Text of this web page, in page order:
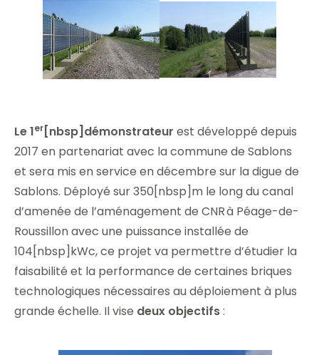
Le 1er [nbsp]démonstrateur est développé depuis
2017 en partenariat avec la commune de Sablons
et sera mis en service en décembre sur la digue de
Sablons. Déployé sur 350[nbsp]m le long du canal
d’amenée de l’aménagement de CNR à Péage-de-
Roussillon avec une puissance installée de
104[nbsp]kWc, ce projet va permettre d’étudier la
faisabilité et la performance de certaines briques
technologiques nécessaires au déploiement à plus
grande échelle. Il vise deux objectifs: